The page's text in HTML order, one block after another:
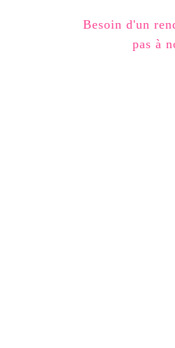
Besoin d'un
pas à